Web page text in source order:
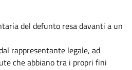
del defunto resa davanti a un
rappresentante legale, ad
che abbiano tra i propri fini